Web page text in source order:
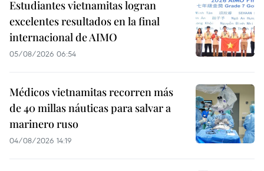
Estudiantes vietnamitas logran
excelentes resultados en la final
internacional de AIMO
05/08/2026 06:54
Médicos vietnamitas recorren más
de 40 millas náuticas para salvar a
marinero ruso
04/08/2026 14:19